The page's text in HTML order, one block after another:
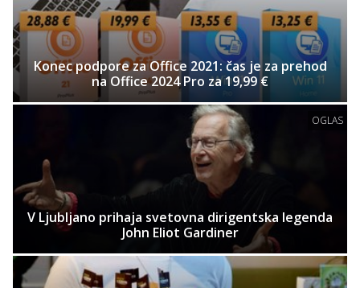
Konec podpore za Office 2021: čas je za prehod
na Office 2024 Pro za 19,99 €
OGLAS
V Ljubljano prihaja svetovna dirigentska legenda
John Eliot Gardiner